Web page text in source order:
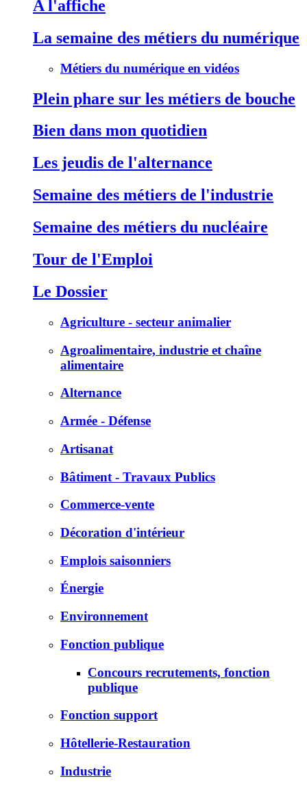
A l'affiche
La semaine des métiers du numérique
Métiers du numérique en vidéos
Plein phare sur les métiers de bouche
Bien dans mon quotidien
Les jeudis de l'alternance
Semaine des métiers de l'industrie
Semaine des métiers du nucléaire
Tour de l'Emploi
Le Dossier
Agriculture - secteur animalier
Agroalimentaire, industrie et chaîne
alimentaire
Alternance
Armée - Défense
Artisanat
Bâtiment - Travaux Publics
Commerce-vente
Décoration d'intérieur
Emplois saisonniers
Énergie
Environnement
Fonction publique
Concours recrutements, fonction
publique
Fonction support
Hôtellerie-Restauration
Industrie